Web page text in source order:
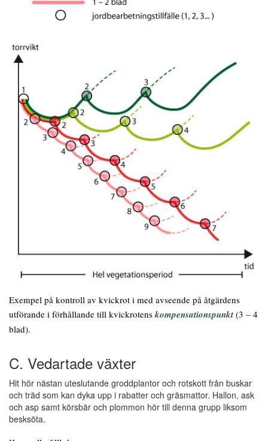
Exempel på kontroll av kvickrot i med avseende på åtgärdens
utförande i förhållande till kvickrotens kompensationspunkt(3 – 4
blad).
C. Vedartade växter
Hit hör nästan uteslutande groddplantor och rotskott från buskar
och träd som kan dyka upp i rabatter och gräsmattor. Hallon, ask
och asp samt körsbär och plommon hör till denna grupp liksom
besksöta.